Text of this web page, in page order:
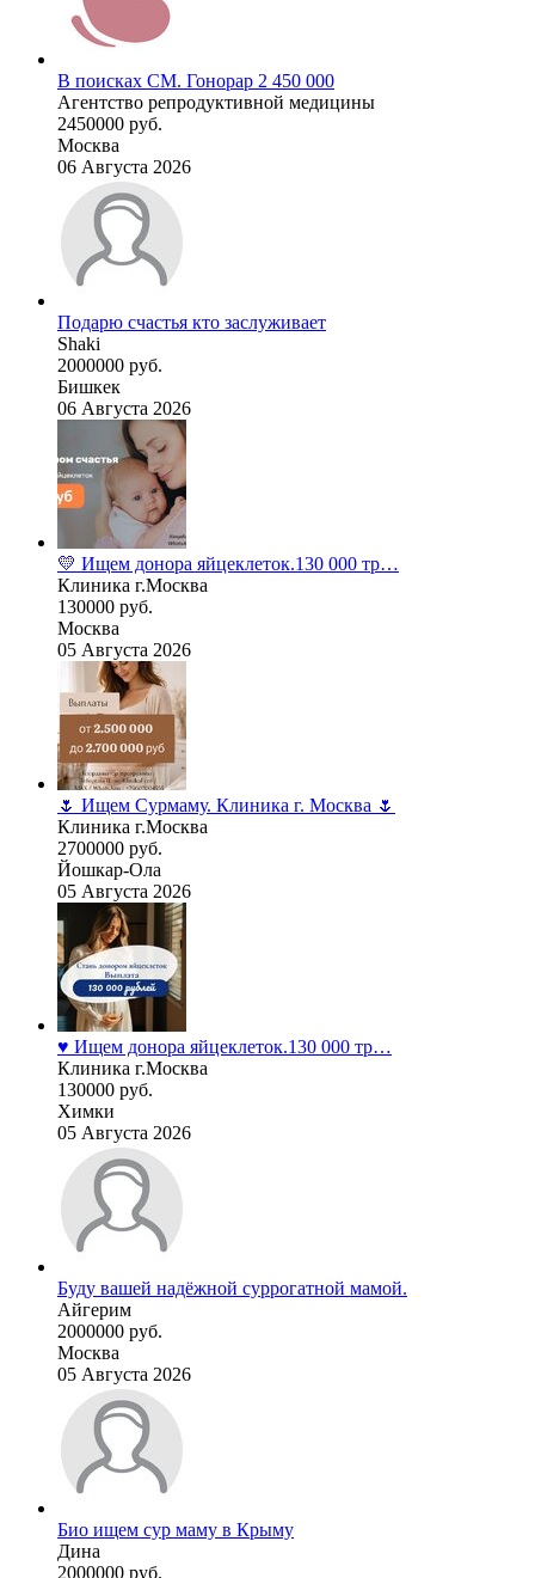
В поисках СМ. Гонорар 2 450 000
Агентство репродуктивной медицины
2450000 руб.
Москва
06 Августа 2026
Подарю счастья кто заслуживает
Shaki
2000000 руб.
Бишкек
06 Августа 2026
💛 Ищем донора яйцеклеток.130 000 тр…
Клиника г.Москва
130000 руб.
Москва
05 Августа 2026
🌷 Ищем Сурмаму. Клиника г. Москва 🌷
Клиника г.Москва
2700000 руб.
Йошкар-Ола
05 Августа 2026
♥️ Ищем донора яйцеклеток.130 000 тр…
Клиника г.Москва
130000 руб.
Химки
05 Августа 2026
Буду вашей надёжной суррогатной мамой.
Айгерим
2000000 руб.
Москва
05 Августа 2026
Био ищем сур маму в Крыму
Дина
2000000 руб.